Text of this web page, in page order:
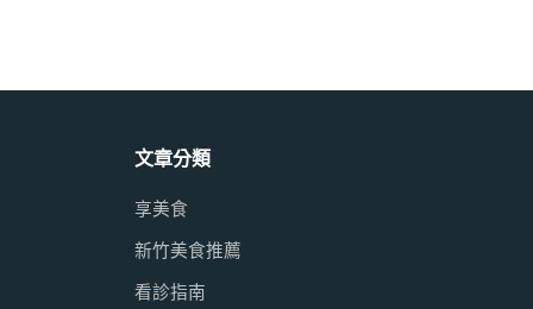
文章分類
享美食
新竹美食推薦
看診指南